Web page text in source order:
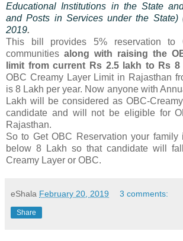
Educational Institutions in the State
and Posts in Services under the State)
2019.
This bill provides 5% reservation to
communities along with raising the
limit from current Rs 2.5 lakh to Rs
OBC Creamy Layer Limit in Rajasthan
is 8 Lakh per year. Now anyone with
Lakh will be considered as OBC-
candidate and will not be eligible for
Rajasthan.
So to Get OBC Reservation your family
below 8 Lakh so that candidate will
Creamy Layer or OBC.
eShala February 20, 2019 3 comments:
Share